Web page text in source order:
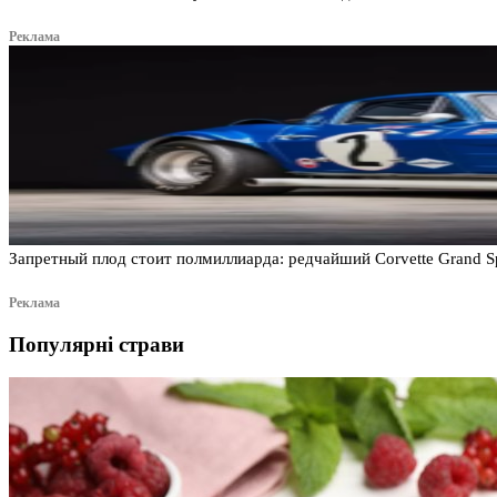
Реклама
Запретный плод стоит полмиллиарда: редчайший Corvette Grand
Реклама
Популярні страви